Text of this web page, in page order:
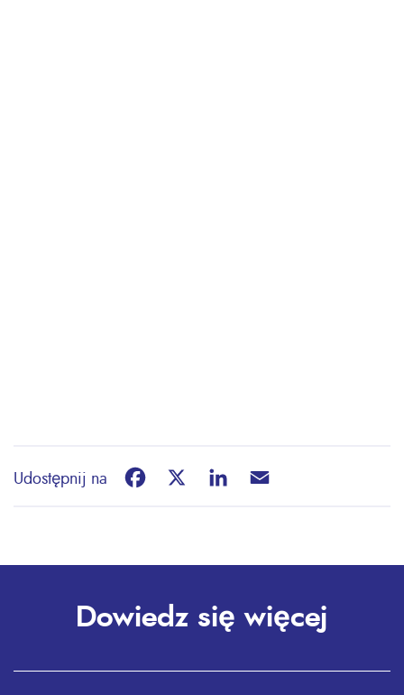
Udostępnij na Facebook LinkedIn
Dowiedz się więcej